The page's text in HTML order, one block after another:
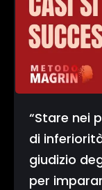
“Stare nei
di
giudizio
per